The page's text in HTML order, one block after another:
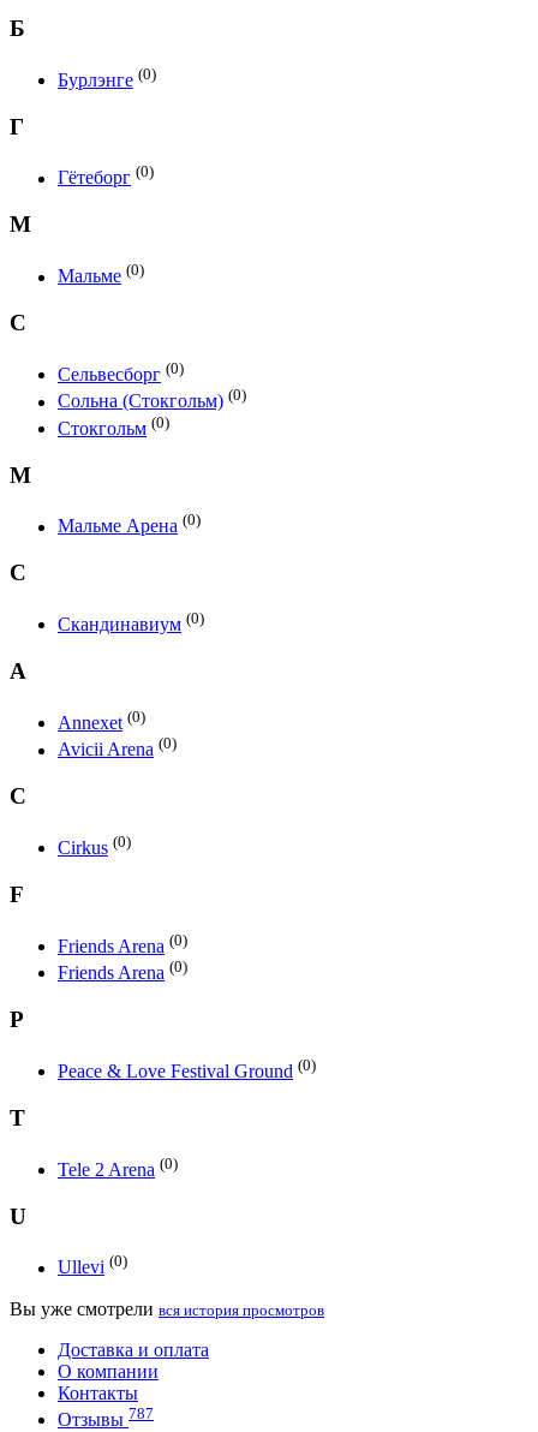
Б
Бурлэнге (0)
Г
Гётеборг (0)
М
Мальме (0)
С
Сельвесборг (0)
Сольна (Стокгольм) (0)
Стокгольм (0)
М
Мальме Арена (0)
С
Скандинавиум (0)
A
Annexet (0)
Avicii Arena (0)
C
Cirkus (0)
F
Friends Arena (0)
Friends Arena (0)
P
Peace & Love Festival Ground (0)
T
Tele 2 Arena (0)
U
Ullevi (0)
Вы уже смотрели вся история просмотров
Доставка и оплата
О компании
Контакты
Отзывы 787